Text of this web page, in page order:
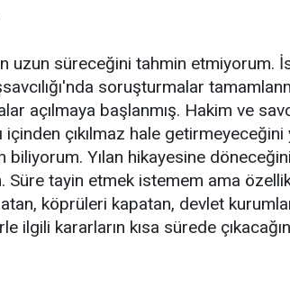
uzun süreceğini tahmin etmiyorum.
soruşturmalar
açılmaya başlanmış. Hakim ve
içinden çıkılmaz hale getirmeyeceğini
biliyorum. Yılan hikayesine döneceğini
Süre tayin etmek istemem ama
atan, köprüleri kapatan, devlet
ilgili kararların kısa sürede